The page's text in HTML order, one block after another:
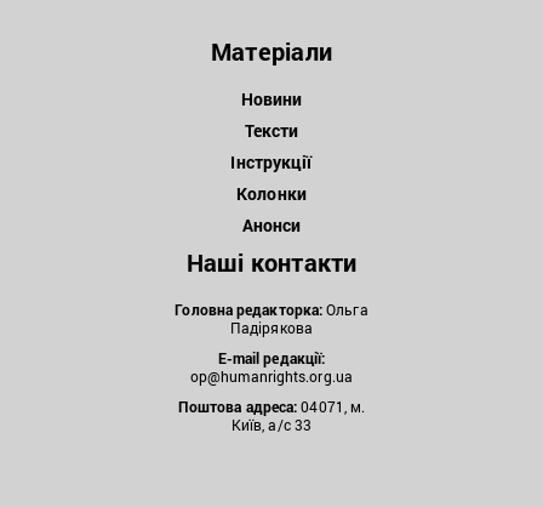
Матеріали
Новини
Тексти
Інструкції
Колонки
Анонси
Наші контакти
Головна редакторка:Ольга
Падірякова
E-mail редакції:
op@humanrights.org.ua
Поштова адреса:04071, м.
Київ, а/с 33